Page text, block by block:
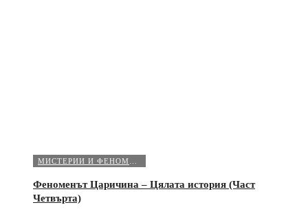
Феноменът Царичина – Цялата история (Част
Четвърта)